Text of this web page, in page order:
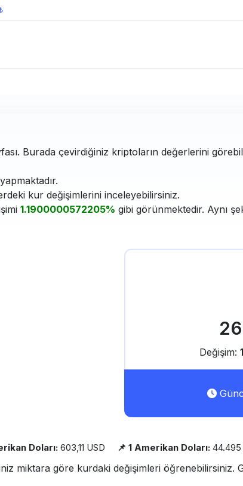
Burada çevirdiğiniz kriptoların değerlerini
yapmaktadır.
kur değişimlerini inceleyebilirsiniz.
1.1900000572205% gibi görünmektedir. Aynı
Değişim:
Doları: 603,11 USD 📌 1 Amerikan Doları:
miktara göre kurdaki değişimleri öğrenebilirsiniz.